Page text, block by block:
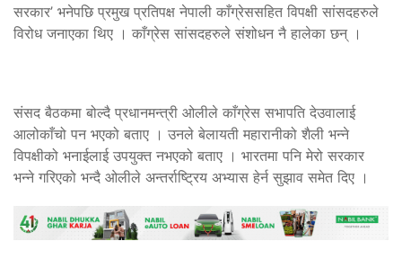
सरकार’ भनेपछि प्रमुख प्रतिपक्ष नेपाली काँग्रेससहित विपक्षी सांसदहरुले
विरोध जनाएका थिए । काँग्रेस सांसदहरुले संशोधन नै हालेका छन् ।
संसद बैठकमा बोल्दै प्रधानमन्त्री ओलीले काँग्रेस सभापति देउवालाई
आलोकाँचो पन भएको बताए । उनले बेलायती महारानीको शैली भन्ने
विपक्षीको भनाईलाई उपयुक्त नभएको बताए । भारतमा पनि मेरो सरकार
भन्ने गरिएको भन्दै ओलीले अन्तर्राष्ट्रिय अभ्यास हेर्न सुझाव समेत दिए ।